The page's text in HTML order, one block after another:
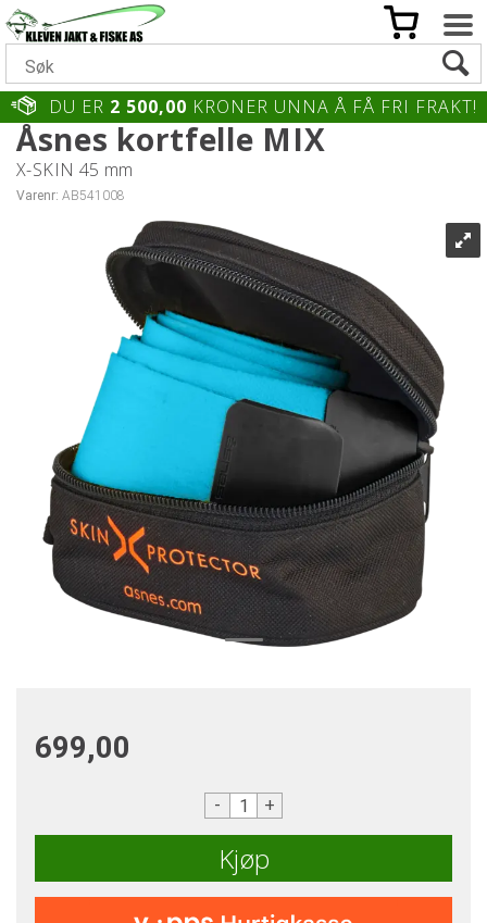
DU ER 2 500,00 KRONER UNNA Å FÅ FRI FRAKT!
Åsnes kortfelle MIX
X-SKIN 45 mm
Varenr: AB541008
699,00
- +
Kjøp